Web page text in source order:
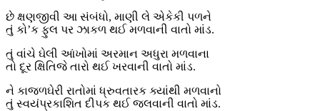
છે ક્ષણજીવી આ સંબંધો, માણી લે એકેકી પળને
તું કો’ક ફુલ પર ઝાકળ થઈ મળવાની વાતો માંડ.
તું વાંચે ઘેલી આંખોમાં અરમાન અધુરા મળવાના
તો દૂર ક્ષિતિજે તારો થઈ ખરવાની વાતો માંડ.
ને કાજળઘેરી રાતોમાં ધ્રુવતારક ક્યાંથી મળવાનો
તું સ્વયંપ્રકાશિત દીપક થઈ જલવાની વાતો માંડ.